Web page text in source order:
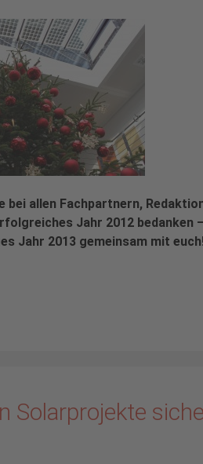
allen Fachpartnern,
Jahr 2012 bedanken
Jahr 2013 gemeinsam mit
Solarprojekte